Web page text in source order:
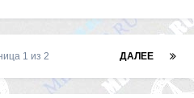
ДАЛЕЕ
1 из 2